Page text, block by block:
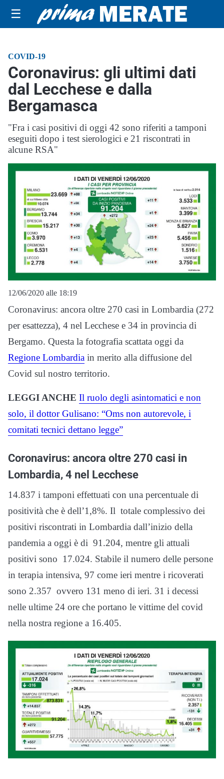
☰
COVID-19
Coronavirus: gli ultimi dati
dal Lecchese e dalla
Bergamasca
"Fra i casi positivi di oggi 42 sono riferiti a tamponi
eseguiti dopo i test sierologici e 21 riscontrati in
alcune RSA"
12/06/2020 alle 18:19
Coronavirus: ancora oltre 270 casi in Lombardia (272
per esattezza), 4 nel Lecchese e 34 in provincia di
Bergamo. Questa la fotografia scattata oggi da
Regione Lombardia in merito alla diffusione del
Covid sul nostro territorio.
LEGGI ANCHE Il ruolo degli asintomatici e non
solo, il dottor Gulisano: “Oms non autorevole, i
comitati tecnici dettano legge”
Coronavirus: ancora oltre 270 casi in
Lombardia, 4 nel Lecchese
14.837 i tamponi effettuati con una percentuale di
positività che è dell’1,8%. Il totale complessivo dei
positivi riscontrati in Lombardia dall’inizio della
pandemia a oggi è di 91.204, mentre gli attuali
positivi sono 17.024. Stabile il numero delle persone
in terapia intensiva, 97 come ieri mentre i ricoverati
sono 2.357 ovvero 131 meno di ieri. 31 i decessi
nelle ultime 24 ore che portano le vittime del covid
nella nostra regione a 16.405.